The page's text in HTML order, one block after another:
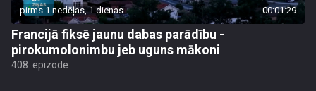
pirms 1 nedēļas, 1 dienas 00:01:29
Francijā fiksē jaunu dabas parādību -
pirokumolonimbu jeb uguns mākoni
408. epizode